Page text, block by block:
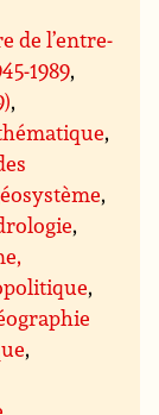
de l’entre-
1989,
,
,
,
,
,
,